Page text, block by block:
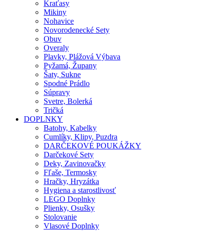
Kraťasy
Mikiny
Nohavice
Novorodenecké Sety
Obuv
Overaly
Plavky, Plážová Výbava
Pyžamá, Župany
Šaty, Sukne
Spodné Prádlo
Súpravy
Svetre, Bolerká
Tričká
DOPLNKY
Batohy, Kabelky
Cumlíky, Klipy, Puzdra
DARČEKOVÉ POUKÁŽKY
Darčekové Sety
Deky, Zavinovačky
Fľaše, Termosky
Hračky, Hryzátka
Hygiena a starostlivosť
LEGO Doplnky
Plienky, Osušky
Stolovanie
Vlasové Doplnky